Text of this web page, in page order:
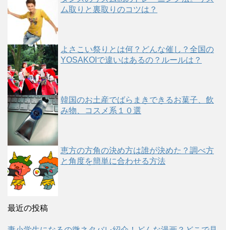
ム取りと裏取りのコツは？
よさこい祭りとは何？どんな催し？全国の
YOSAKOIで違いはあるの？ルールは？
韓国のお土産でばらまきできるお菓子、飲
み物、コスメ系１０選
恵方の方角の決め方は誰が決めた？調べ方
と角度を簡単に合わせる方法
最近の投稿